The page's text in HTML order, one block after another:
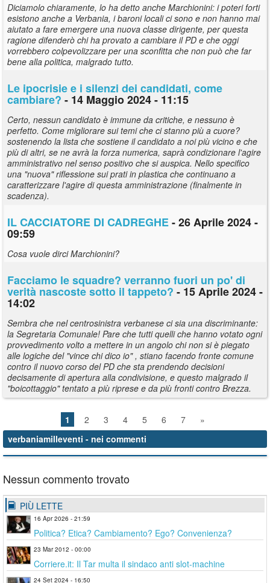
Diciamolo chiaramente, lo ha detto anche Marchionini: i poteri forti
esistono anche a Verbania, i baroni locali ci sono e non hanno mai
aiutato a fare emergere una nuova classe dirigente, per questa
ragione difenderò chi ha provato a cambiare il PD e che oggi
vorrebbero colpevolizzare per una sconfitta che non può che far
bene alla politica, malgrado tutto.
Le ipocrisie e i silenzi dei candidati, come
cambiare? - 14 Maggio 2024 - 11:15
Certo, nessun candidato è immune da critiche, e nessuno è
perfetto. Come migliorare sui temi che ci stanno più a cuore?
sostenendo la lista che sostiene il candidato a noi più vicino e che
più di altri, se ne avrà la forza numerica, saprà condizionare l'agire
amministrativo nel senso positivo che si auspica. Nello specifico
una "nuova" riflessione sui prati in plastica che continuano a
caratterizzare l'agire di questa amministrazione (finalmente in
scadenza).
IL CACCIATORE DI CADREGHE- 26 Aprile 2024 -
09:59
Cosa vuole dirci Marchionini?
Facciamo le squadre? verranno fuori un po' di
verità nascoste sotto il tappeto? - 15 Aprile 2024 -
14:02
Sembra che nel centrosinistra verbanese ci sia una discriminante:
la Segretaria Comunale! Pare che tutti quelli che hanno votato ogni
provvedimento volto a mettere in un angolo chi non si è piegato
alle logiche del "vince chi dico io" , stiano facendo fronte comune
contro il nuovo corso del PD che sta prendendo decisioni
decisamente di apertura alla condivisione, e questo malgrado il
"boicottaggio" tentato a più riprese e da più fronti contro Brezza.
1 2 3 4 5 6 7
»
verbaniamilleventi - nei commenti
Nessun commento trovato
PIÙ LETTE
16 Apr 2026 - 21:59
Politica? Etica? Cambiamento? Ego? Convenienza?
23 Mar 2012 - 00:00
Corriere.it: Il Tar multa il sindaco anti slot-machine
24 Set 2024 - 16:50